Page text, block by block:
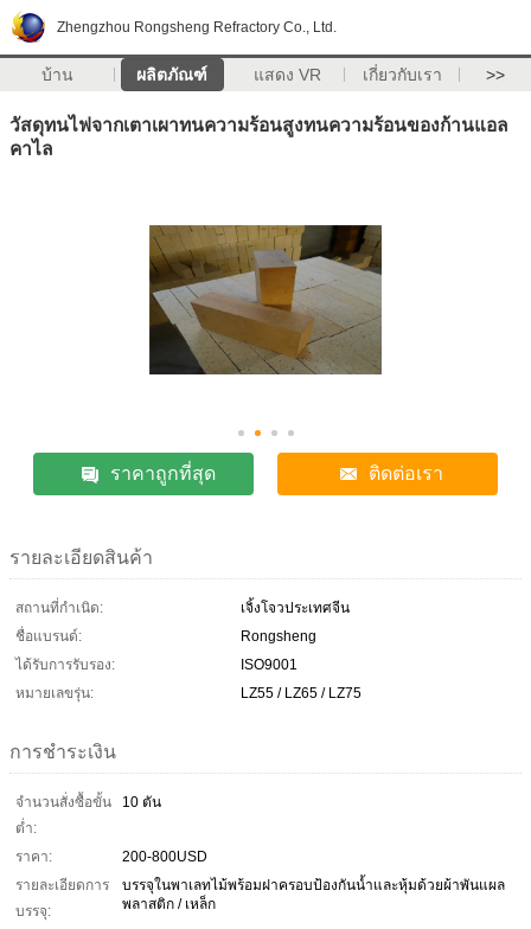
Zhengzhou Rongsheng Refractory Co., Ltd.
บ้าน ผลิตภัณฑ์ แสดง VR เกี่ยวกับเรา >>
วัสดุทนไฟจากเตาเผาทนความร้อนสูงทนความร้อนของก้านแอล
คาไล
ราคาถูกที่สุด ติดต่อเรา
รายละเอียดสินค้า
สถานที่กำเนิด:
เจิ้งโจวประเทศจีน
ชื่อแบรนด์:
Rongsheng
ได้รับการรับรอง:
ISO9001
หมายเลขรุ่น:
LZ55 / LZ65 / LZ75
การชำระเงิน
จำนวนสั่งซื้อขั้น
ต่ำ:
10 ตัน
ราคา:
200-800USD
รายละเอียดการ
บรรจุ:
บรรจุในพาเลทไม้พร้อมฝาครอบป้องกันน้ำและหุ้มด้วยผ้าพันแผล
พลาสติก / เหล็ก